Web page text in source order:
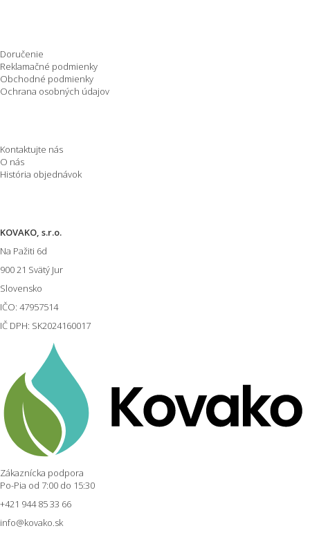
Doručenie
Reklamačné podmienky
Obchodné podmienky
Ochrana osobných údajov
Kontaktujte nás
O nás
História objednávok
KOVAKO, s.r.o.
Na Pažiti 6d
900 21 Svätý Jur
Slovensko
IČO: 47957514
IČ DPH: SK2024160017
Zákaznícka podpora
Po-Pia od 7:00 do 15:30
+421 944 85 33 66
info@kovako.sk